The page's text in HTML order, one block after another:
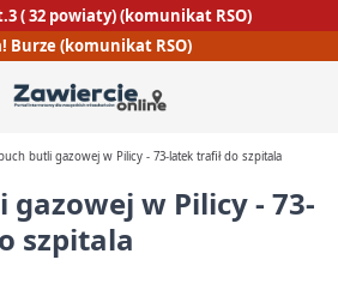
( 32 powiaty) (komunikat RSO)
Burze (komunikat RSO)
butli gazowej w Pilicy - 73-latek trafił do szpitala
w Pilicy - 73-
szpitala